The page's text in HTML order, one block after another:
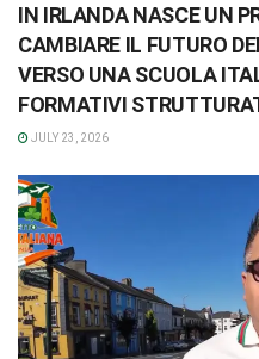
IN IRLANDA NASCE UN
CAMBIARE IL FUTURO
VERSO UNA SCUOLA
FORMATIVI
JULY 23, 2026